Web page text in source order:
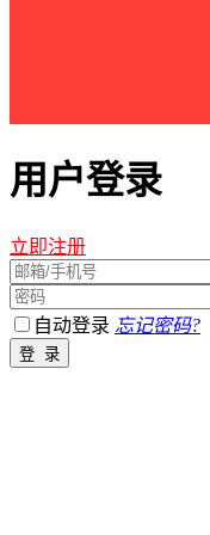
用户登录
立即注册
自动登录 忘记密码?